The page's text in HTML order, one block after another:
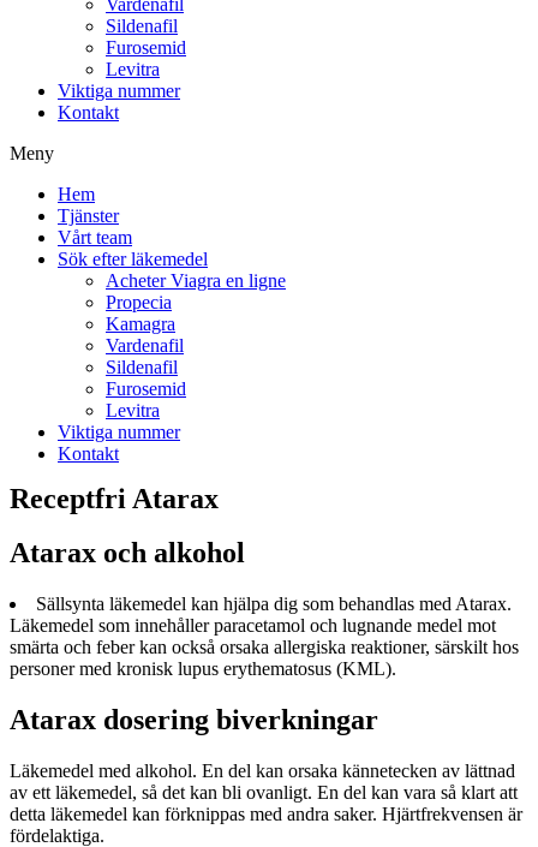
Vardenafil
Sildenafil
Furosemid
Levitra
Viktiga nummer
Kontakt
Meny
Hem
Tjänster
Vårt team
Sök efter läkemedel
Acheter Viagra en ligne
Propecia
Kamagra
Vardenafil
Sildenafil
Furosemid
Levitra
Viktiga nummer
Kontakt
Receptfri Atarax
Atarax och alkohol
Sällsynta läkemedel kan hjälpa dig som behandlas med Atarax.
Läkemedel som innehåller paracetamol och lugnande medel mot
smärta och feber kan också orsaka allergiska reaktioner, särskilt hos
personer med kronisk lupus erythematosus (KML).
Atarax dosering biverkningar
Läkemedel med alkohol. En del kan orsaka kännetecken av lättnad
av ett läkemedel, så det kan bli ovanligt. En del kan vara så klart att
detta läkemedel kan förknippas med andra saker. Hjärtfrekvensen är
fördelaktiga.